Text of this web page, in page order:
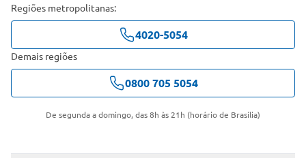
Regiões metropolitanas:
4020-5054
Demais regiões
0800 705 5054
De segunda a domingo, das 8h às 21h (horário de Brasília)